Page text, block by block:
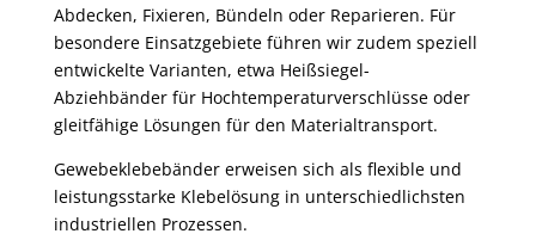
Abdecken, Fixieren, Bündeln oder Reparieren. Für
besondere Einsatzgebiete führen wir zudem speziell
entwickelte Varianten, etwa Heißsiegel-
Abziehbänder für Hochtemperaturverschlüsse oder
gleitfähige Lösungen für den Materialtransport.
Gewebeklebebänder erweisen sich als flexible und
leistungsstarke Klebelösung in unterschiedlichsten
industriellen Prozessen.